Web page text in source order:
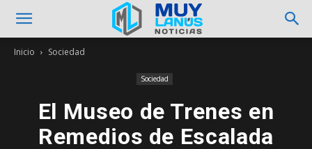
Inicio Sociedad
Sociedad
El Museo de Trenes en
Remedios de Escalada